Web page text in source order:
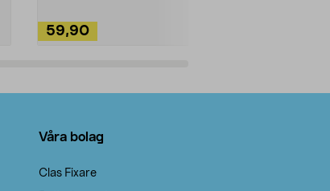
59,90
Våra bolag
Clas Fixare